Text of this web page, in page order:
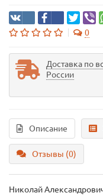
0
Доставка по
России
Описание
Отзывы (0)
Николай